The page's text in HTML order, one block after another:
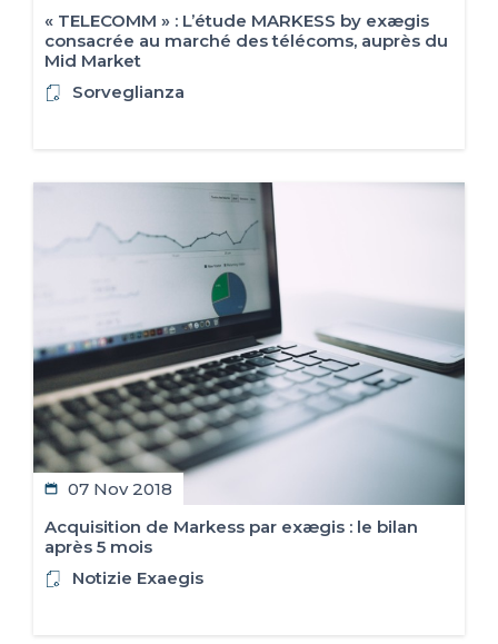
« TELECOMM » : L’étude MARKESS by exægis
consacrée au marché des télécoms, auprès du
Mid Market
Sorveglianza
07 Nov 2018
Acquisition de Markess par exægis : le bilan
après 5 mois
Notizie Exaegis